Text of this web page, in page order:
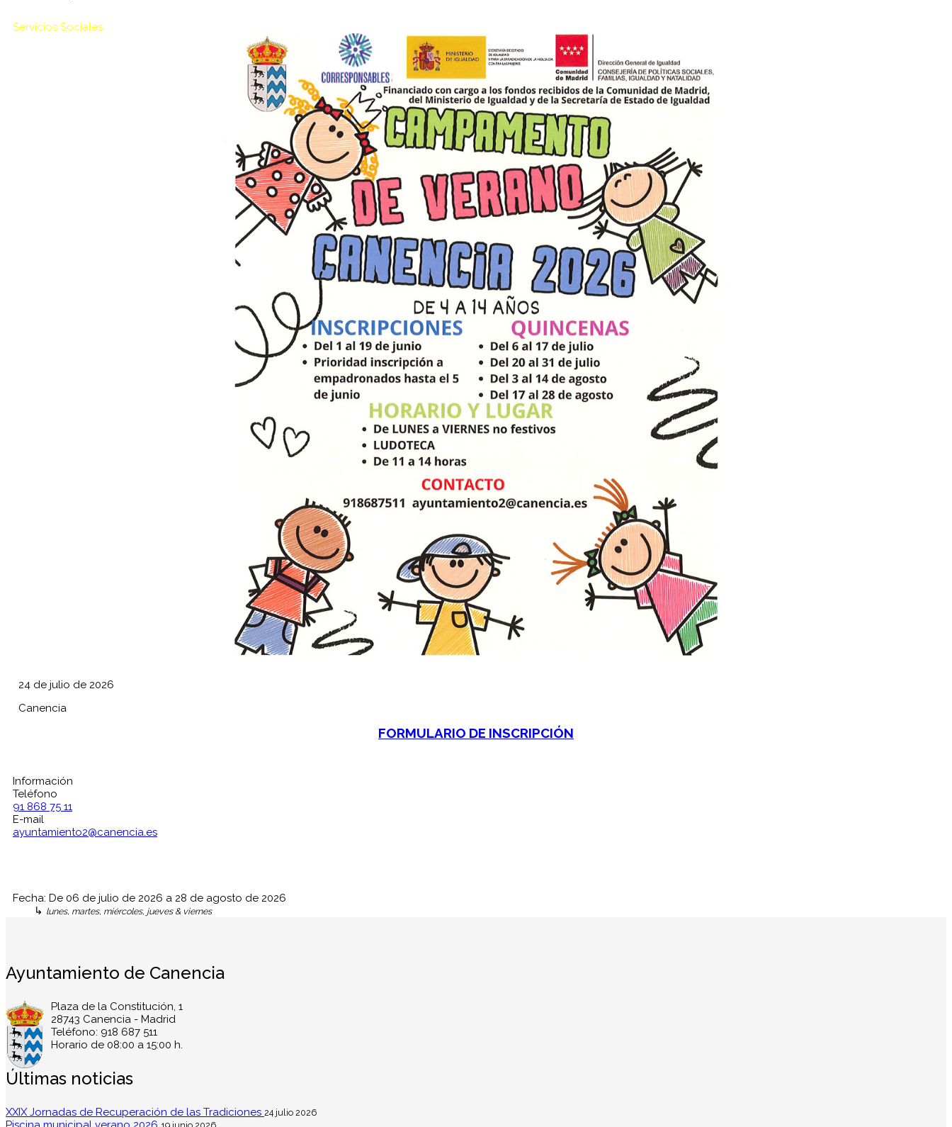
Servicios Sociales
24 de julio de 2026
Canencia
FORMULARIO DE INSCRIPCIÓN
Información
Teléfono
91 868 75 11
E-mail
ayuntamiento2@canencia.es
Fecha: De 06 de julio de 2026 a 28 de agosto de 2026
↳ lunes, martes, miércoles, jueves & viernes
Ayuntamiento de Canencia
Plaza de la Constitución, 1
28743 Canencia - Madrid
Teléfono: 918 687 511
Horario de 08:00 a 15:00 h.
Últimas noticias
XXIX Jornadas de Recuperación de las Tradiciones 24 julio 2026